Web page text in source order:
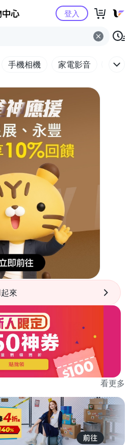
Yahoo購物中心
登入
手機相機 家電影音 電腦
來
看更多